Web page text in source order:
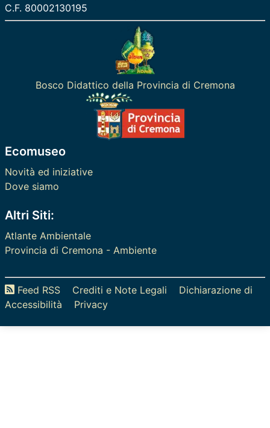
C.F. 80002130195
Bosco Didattico della Provincia di Cremona
Ecomuseo
Novità ed iniziative
Dove siamo
Altri Siti:
Atlante Ambientale
Provincia di Cremona - Ambiente
Feed RSS Crediti e Note Legali
Dichiarazione di
Accessibilità
Privacy